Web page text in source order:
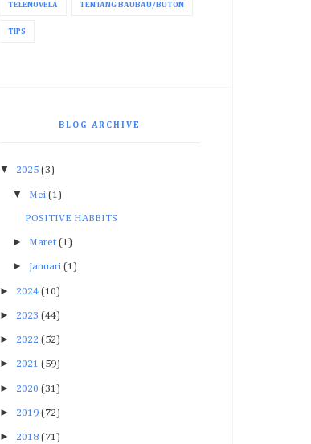
TELENOVELA TENTANG BAUBAU/BUTON
TIPS
BLOG ARCHIVE
▼ 2025 (3)
▼ Mei (1)
POSITIVE HABBITS
► Maret (1)
► Januari (1)
► 2024 (10)
► 2023 (44)
► 2022 (52)
► 2021 (59)
► 2020 (31)
► 2019 (72)
► 2018 (71)